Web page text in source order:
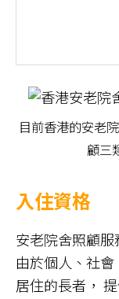
目前香港的安老
顧三
入住資格
安老院舍照顧服
由於個人、社
居住的長者，